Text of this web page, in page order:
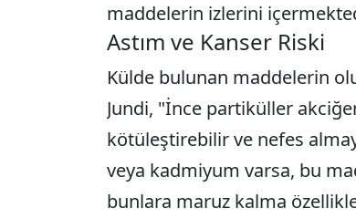
maddelerin izlerini
Astım ve Kanser Riski
Külde bulunan maddelerin
Jundi, "İnce partiküller
kötüleştirebilir ve nefes
veya kadmiyum varsa, bu
bunlara maruz kalma